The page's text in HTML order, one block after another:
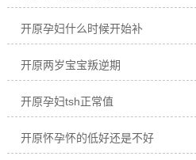
开原孕妇什么时候开始补
开原两岁宝宝叛逆期
开原孕妇tsh正常值
开原怀孕怀的低好还是不好